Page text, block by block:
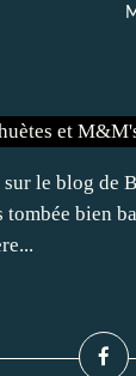
le blog de
bien